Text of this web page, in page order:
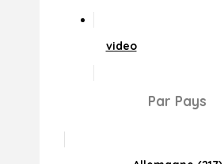
video
Par Pays